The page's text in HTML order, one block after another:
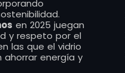
en 2025 juegan
y respeto por el
las que el vidrio
energía y